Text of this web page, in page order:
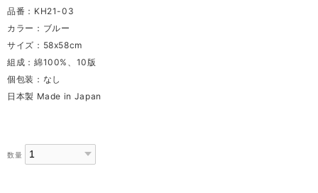
品番：KH21-03
カラー：ブルー
サイズ：58x58cm
組成：綿100%、10版
個包装：なし
日本製 Made in Japan
数量